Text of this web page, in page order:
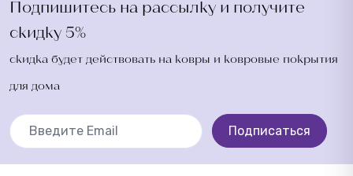
Подпишитесь на рассылку и получите
скидку 5%
скидка будет действовать на ковры и ковровые покрытия
для дома
Подписаться